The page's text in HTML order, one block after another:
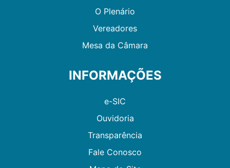
O Plenário
Vereadores
Mesa da Câmara
INFORMAÇÕES
e-SIC
Ouvidoria
Transparência
Fale Conosco